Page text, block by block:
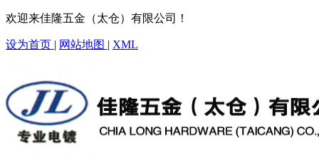
欢迎来佳隆五金（太仓）有限公司！
设为首页 | 网站地图 | XML